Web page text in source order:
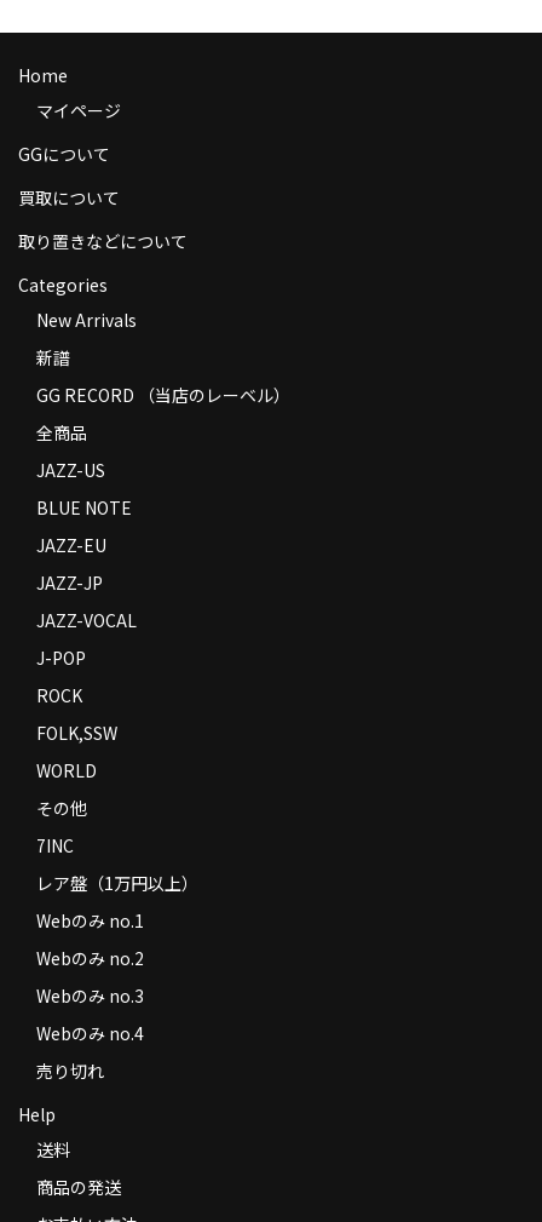
送料
商品の発送
お支払い方法
コンディション
Privacy Policy
Contact
Home
マイページ
GGについて
買取について
取り置きなどについて
Categories
New Arrivals
新譜
GG RECORD （当店のレーベル）
全商品
JAZZ-US
BLUE NOTE
JAZZ-EU
JAZZ-JP
JAZZ-VOCAL
J-POP
ROCK
FOLK,SSW
WORLD
その他
7INC
レア盤（1万円以上）
Webのみ no.1
Webのみ no.2
Webのみ no.3
Webのみ no.4
売り切れ
Help
送料
商品の発送